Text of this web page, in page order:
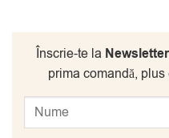
Înscrie-te la Newsletter
prima comandă, plus